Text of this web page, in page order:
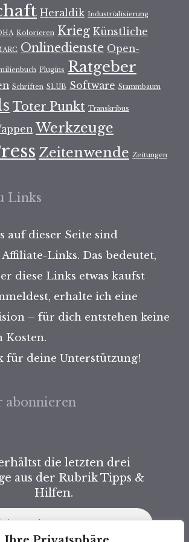
Heraldik Industrialisierung
Kolorieren Krieg Künstliche
Onlinedienste Open-
Plugins Ratgeber
Schriften SLUB Software Stammbaum
Toter Punkt Transkribus
Werkzeuge
Zeitenwende Zeitungen
Links
auf dieser Seite sind
Links. Das bedeutet,
diese Links etwas kaufst
erhalte ich eine
– für dich entstehen keine
Kosten.
für deine Unterstützung!
abonnieren
die letzten drei
aus der Rubrik Tipps &
Hilfen.